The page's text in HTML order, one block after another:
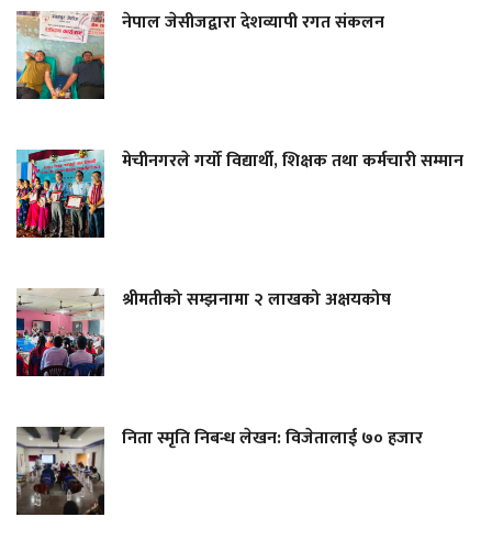
नेपाल जेसीजद्वारा देशव्यापी रगत संकलन
मेचीनगरले गर्यो विद्यार्थी, शिक्षक तथा कर्मचारी सम्मान
श्रीमतीको सम्झनामा २ लाखको अक्षयकोष
निता स्मृति निबन्ध लेखन: विजेतालाई ७० हजार